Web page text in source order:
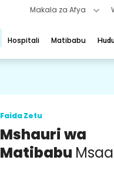
Makala za Afya
Hospitali Matibabu
Faida Zetu
Mshauri wa
Matibabu